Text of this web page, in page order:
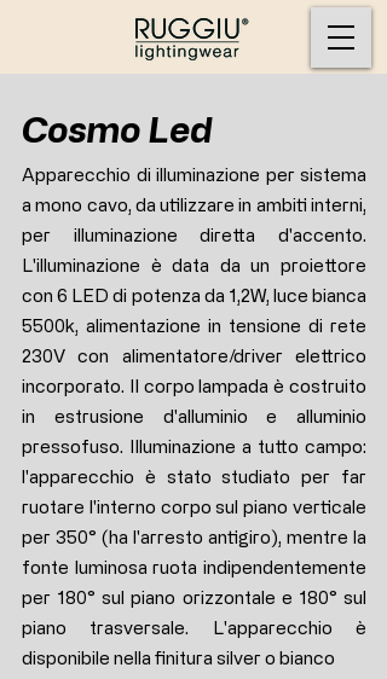
Cosmo Led
Apparecchio di illuminazione per sistema
a mono cavo, da utilizzare in ambiti interni,
per illuminazione diretta d'accento.
L'illuminazione è data da un proiettore
con 6 LED di potenza da 1,2W, luce bianca
5500k, alimentazione in tensione di rete
230V con alimentatore/driver elettrico
incorporato. Il corpo lampada è costruito
in estrusione d'alluminio e alluminio
pressofuso. Illuminazione a tutto campo:
l'apparecchio è stato studiato per far
ruotare l'interno corpo sul piano verticale
per 350° (ha l'arresto antigiro), mentre la
fonte luminosa ruota indipendentemente
per 180° sul piano orizzontale e 180° sul
piano trasversale. L'apparecchio è
disponibile nella finitura silver o bianco